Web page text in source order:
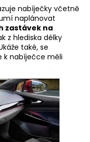
nabíječky včetně
naplánovat
zastávek na
z hlediska délky
také, se
k nabíječce měli